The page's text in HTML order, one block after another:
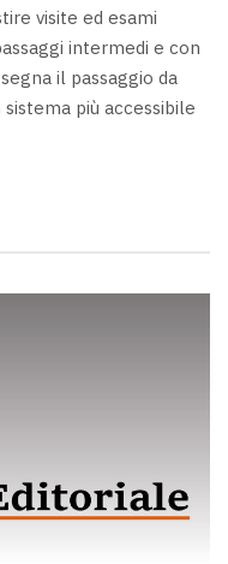
visite ed esami
intermedi e con
il passaggio da
più accessibile